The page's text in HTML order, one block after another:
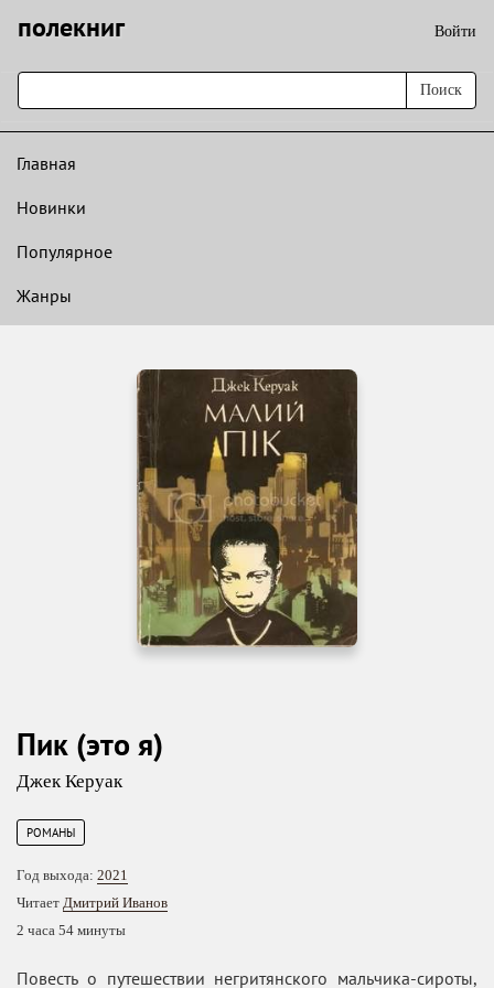
полекниг Войти
Поиск
Главная
Новинки
Популярное
Жанры
Пик (это я)
Джек Керуак
РОМАНЫ
Год выхода: 2021
Читает Дмитрий Иванов
2 часа 54 минуты
Повесть о путешествии негритянского мальчика-сироты,